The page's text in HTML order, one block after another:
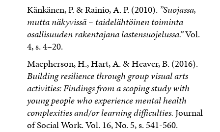
Känkänen, P. & Rainio, A. P. (2010). ”Suojassa,
mutta näkyvissä – taidelähtöinen toiminta
osallisuuden rakentajana lastensuojelussa.”Vol.
4, s. 4–20.
Macpherson, H., Hart, A. & Heaver, B. (2016).
Building resilience through group visual arts
activities: Findings from a scoping study with
young people who experience mental health
complexities and/or learning difficulties.Journal
of Social Work. Vol. 16, No. 5, s. 541-560.